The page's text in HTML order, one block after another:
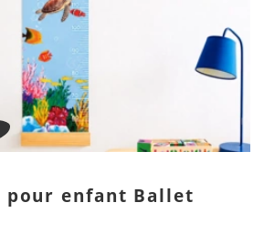
pour enfant Ballet